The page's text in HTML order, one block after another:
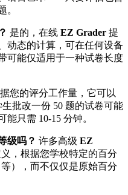
。
是的，在线 EZ Grader 提
动态的计算，可在任何设备
可能仅适用于一种试卷长度
您的评分工作量，它可以
批改一份 50 题的试卷可能
能只需 10-15 分钟。
级吗？ 许多高级 EZ
，根据您学校特定的百分
），而不仅仅是原始百分